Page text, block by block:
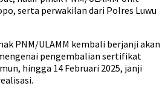
serta perwakilan dari Polres Luwu
PNM/ULAMM kembali berjanji akan
pengembalian sertifikat
hingga 14 Februari 2025, janji